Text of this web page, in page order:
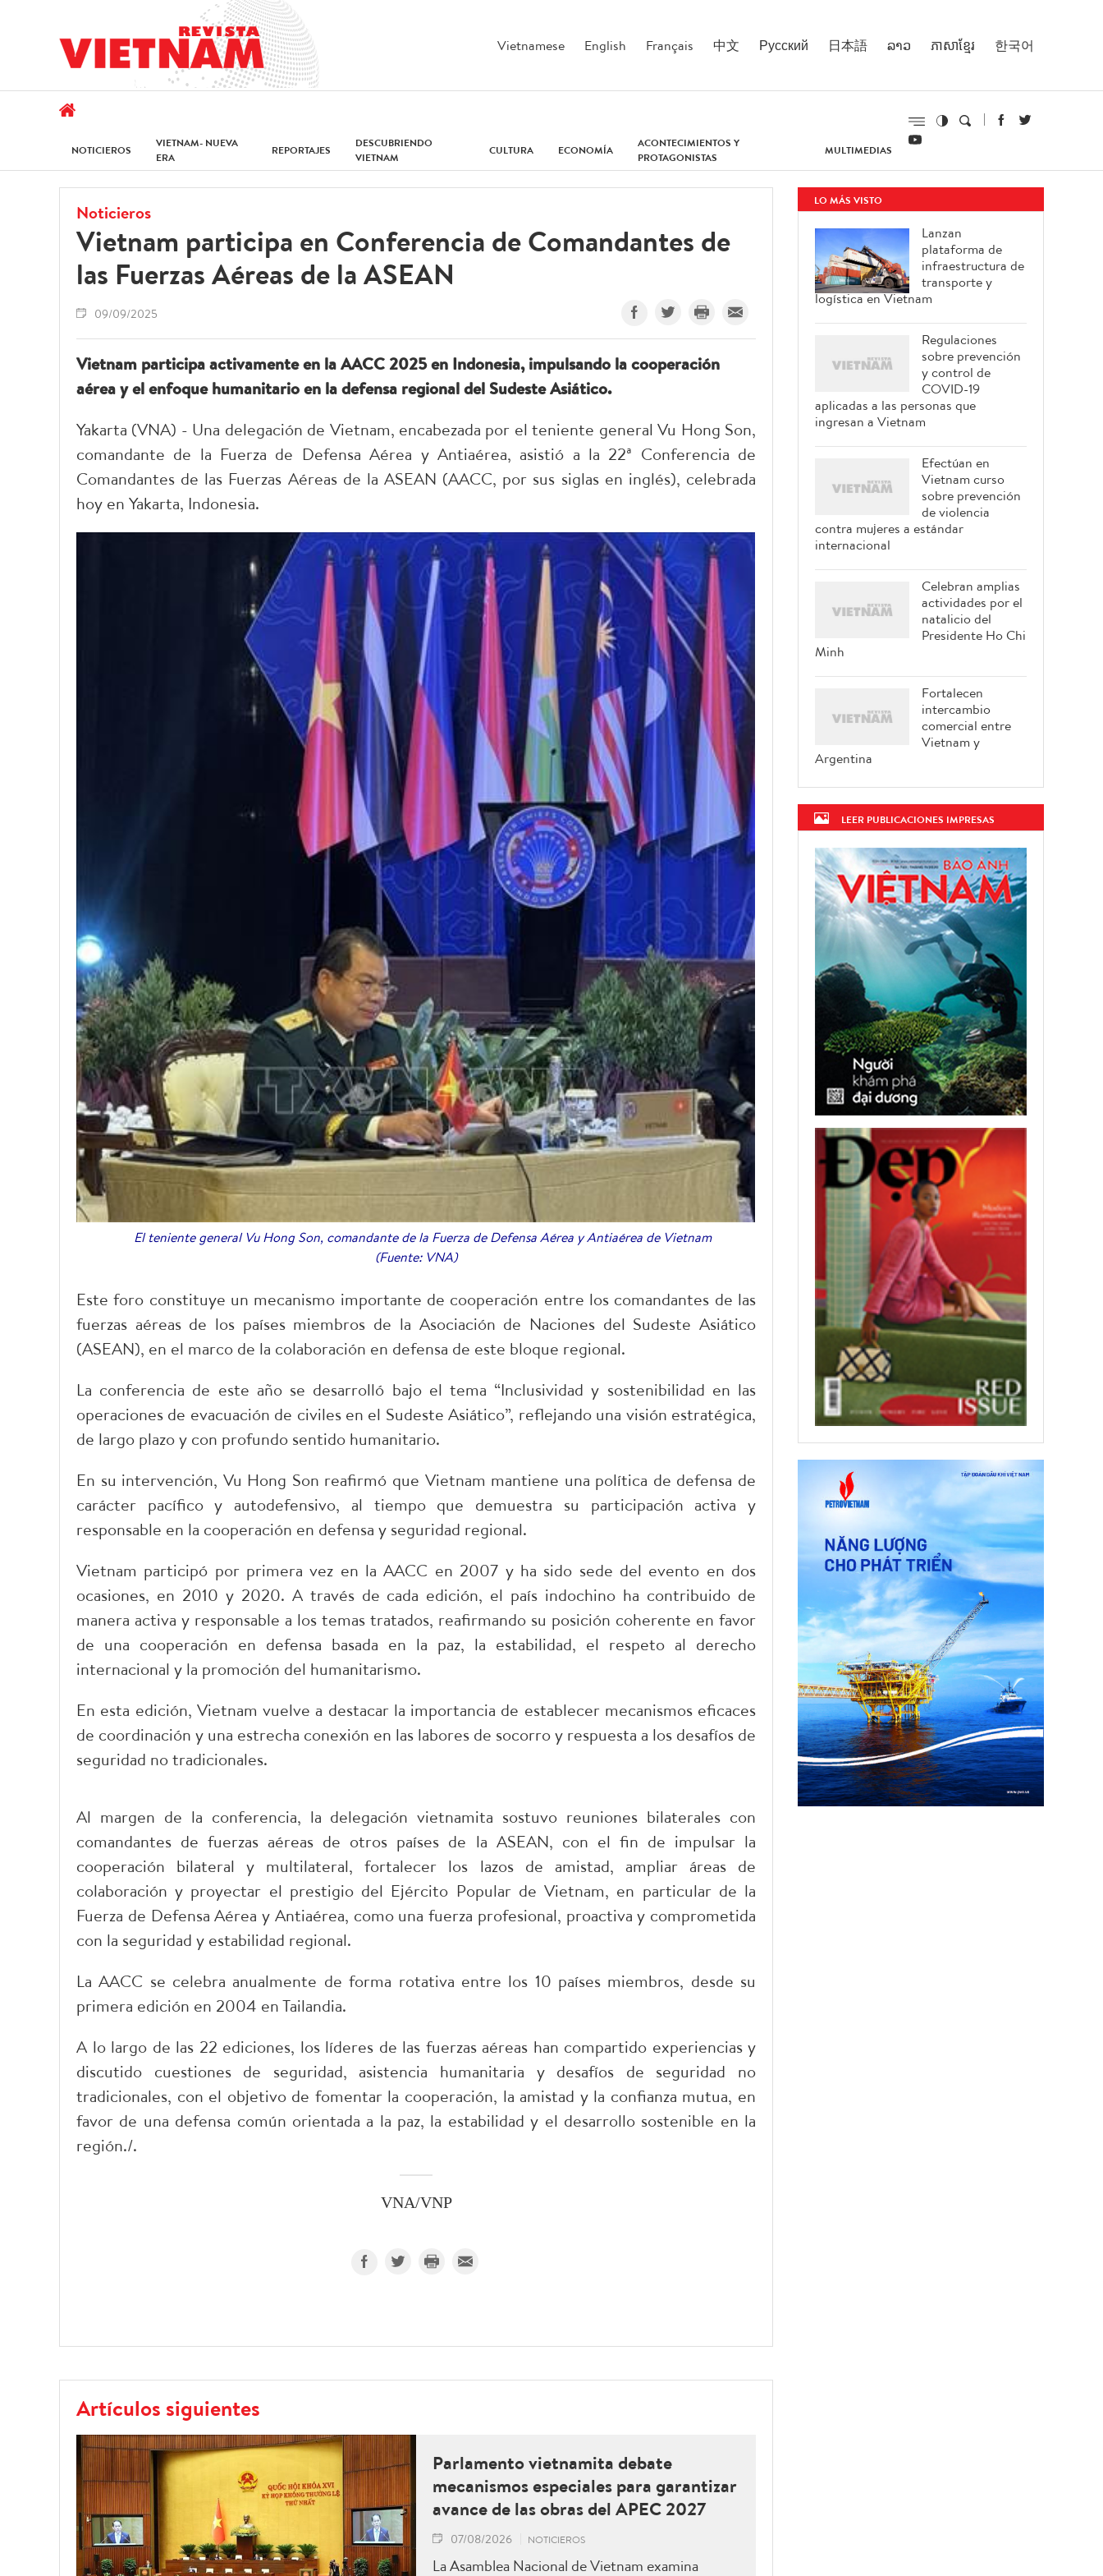
Vietnamese English Français 中文 Русский 日本語 ລາວ ភាសាខ្មែរ 한국어
NOTICIEROS
VIETNAM- NUEVA
ERA
REPORTAJES
DESCUBRIENDO
VIETNAM
CULTURA ECONOMÍA
ACONTECIMIENTOS Y
PROTAGONISTAS
MULTIMEDIAS
Noticieros
Vietnam participa en Conferencia de Comandantes de
las Fuerzas Aéreas de la ASEAN
09/09/2025
Vietnam participa activamente en la AACC 2025 en Indonesia, impulsando la cooperación
aérea y el enfoque humanitario en la defensa regional del Sudeste Asiático.
Yakarta (VNA) - Una delegación de Vietnam, encabezada por el teniente general Vu Hong Son,
comandante de la Fuerza de Defensa Aérea y Antiaérea, asistió a la 22ª Conferencia de
Comandantes de las Fuerzas Aéreas de la ASEAN (AACC, por sus siglas en inglés), celebrada
hoy en Yakarta, Indonesia.
El teniente general Vu Hong Son, comandante de la Fuerza de Defensa Aérea y Antiaérea de Vietnam
(Fuente: VNA)
Este foro constituye un mecanismo importante de cooperación entre los comandantes de las
fuerzas aéreas de los países miembros de la Asociación de Naciones del Sudeste Asiático
(ASEAN), en el marco de la colaboración en defensa de este bloque regional.
La conferencia de este año se desarrolló bajo el tema “Inclusividad y sostenibilidad en las
operaciones de evacuación de civiles en el Sudeste Asiático”, reflejando una visión estratégica,
de largo plazo y con profundo sentido humanitario.
En su intervención, Vu Hong Son reafirmó que Vietnam mantiene una política de defensa de
carácter pacífico y autodefensivo, al tiempo que demuestra su participación activa y
responsable en la cooperación en defensa y seguridad regional.
Vietnam participó por primera vez en la AACC en 2007 y ha sido sede del evento en dos
ocasiones, en 2010 y 2020. A través de cada edición, el país indochino ha contribuido de
manera activa y responsable a los temas tratados, reafirmando su posición coherente en favor
de una cooperación en defensa basada en la paz, la estabilidad, el respeto al derecho
internacional y la promoción del humanitarismo.
En esta edición, Vietnam vuelve a destacar la importancia de establecer mecanismos eficaces
de coordinación y una estrecha conexión en las labores de socorro y respuesta a los desafíos de
seguridad no tradicionales.
Al margen de la conferencia, la delegación vietnamita sostuvo reuniones bilaterales con
comandantes de fuerzas aéreas de otros países de la ASEAN, con el fin de impulsar la
cooperación bilateral y multilateral, fortalecer los lazos de amistad, ampliar áreas de
colaboración y proyectar el prestigio del Ejército Popular de Vietnam, en particular de la
Fuerza de Defensa Aérea y Antiaérea, como una fuerza profesional, proactiva y comprometida
con la seguridad y estabilidad regional.
La AACC se celebra anualmente de forma rotativa entre los 10 países miembros, desde su
primera edición en 2004 en Tailandia.
A lo largo de las 22 ediciones, los líderes de las fuerzas aéreas han compartido experiencias y
discutido cuestiones de seguridad, asistencia humanitaria y desafíos de seguridad no
tradicionales, con el objetivo de fomentar la cooperación, la amistad y la confianza mutua, en
favor de una defensa común orientada a la paz, la estabilidad y el desarrollo sostenible en la
región./.
VNA/VNP
Artículos siguientes
Parlamento vietnamita debate
mecanismos especiales para garantizar
avance de las obras del APEC 2027
07/08/2026 NOTICIEROS
La Asamblea Nacional de Vietnam examina
LO MÁS VISTO
Lanzan
plataforma de
infraestructura de
transporte y
logística en Vietnam
Regulaciones
sobre prevención
y control de
COVID-19
aplicadas a las personas que
ingresan a Vietnam
Efectúan en
Vietnam curso
sobre prevención
de violencia
contra mujeres a estándar
internacional
Celebran amplias
actividades por el
natalicio del
Presidente Ho Chi
Minh
Fortalecen
intercambio
comercial entre
Vietnam y
Argentina
LEER PUBLICACIONES IMPRESAS